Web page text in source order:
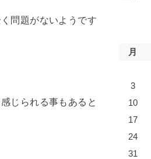
問題がないようです
じられる事もあると
月
3
10
17
24
31